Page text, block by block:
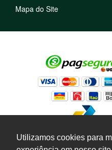
Utilizamos cookies para
Mapa do Site